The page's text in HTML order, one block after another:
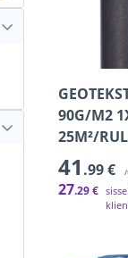
90G/M2
25M²/
41 .99 € /
27.29 €